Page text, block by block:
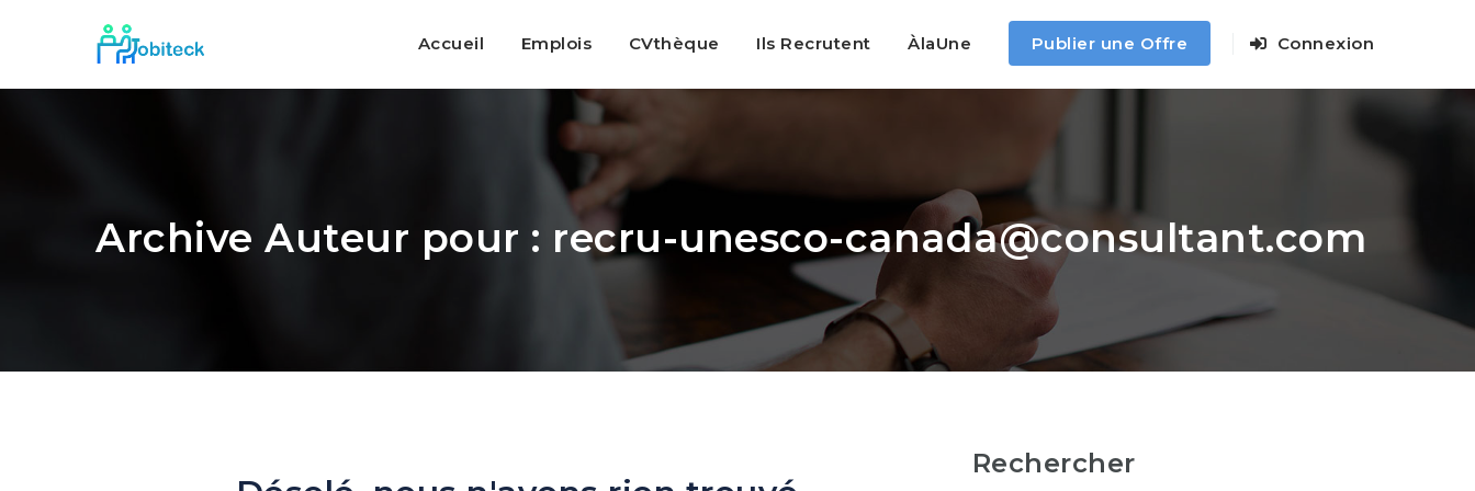
Accueil Emplois CVthèque Ils Recrutent ÀlaUne Publier une Offre Connexion
Archive Auteur pour : recru-unesco-canada@consultant.com
Rechercher